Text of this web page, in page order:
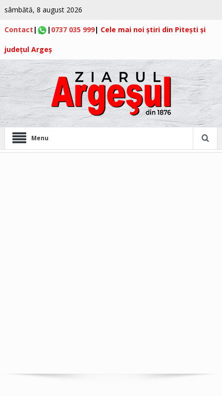
sâmbătă, 8 august 2026
Contact | | 0737 035 999| Cele mai noi știri din Pitești și
județul Argeș
Menu